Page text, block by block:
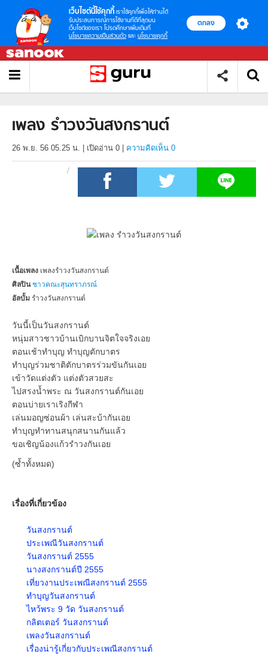
เว็บไซต์นี้ใช้คุกกี้ เราใช้คุกกี้เพื่อให้ท่านได้
รับประสบการณ์การใช้งานที่ดีที่สุดบน
เว็บไซต์ของเรา โปรดศึกษาเพิ่มเติมที่
นโยบายความเป็นส่วนตัว และ นโยบายคุกกี้
ตกลง
เพลง รำวงวันสงกรานต์
26 พ.ย. 56 05.25 น. เปิดอ่าน 0 ความคิดเห็น 0
เนื้อเพลง เพลงรำวงวันสงกรานต์
ศิลปินชาวคณะสุนทราภรณ์
อัลบั้ม รำวงวันสงกรานต์
วันนี้เป็นวันสงกรานต์
หนุ่มสาวชาวบ้านเบิกบานจิตใจจริงเอย
ตอนเช้าทำบุญ ทำบุญตักบาตร
ทำบุญร่วมชาติตักบาตรร่วมขันกันเอย
เข้าวัดแต่งตัว แต่งตัวสวยสะ
ไปสรงน้ำพระ ณ วันสงกรานต์กันเอย
ตอนบ่ายเราเริงกีฬา
เล่นมอญซ่อนผ้า เล่นสะบ้ากันเอย
ทำบุญทำทานสนุกสนานกันแล้ว
ขอเชิญน้องแก้วรำวงกันเอย
(ซ้ำทั้งหมด)
เรื่องที่เกี่ยวข้อง
วันสงกรานต์
ประเพณีวันสงกรานต์
วันสงกรานต์ 2555
นางสงกรานต์ปี 2555
เที่ยวงานประเพณีสงกรานต์ 2555
ทำบุญวันสงกรานต์
ไหว้พระ 9 วัด วันสงกรานต์
กลิตเตอร์ วันสงกรานต์
เพลงวันสงกรานต์
เรื่องน่ารู้เกี่ยวกับประเพณีสงกรานต์